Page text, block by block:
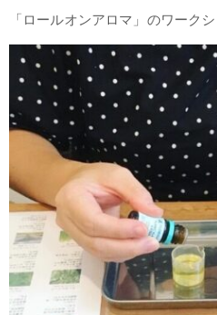
「ロールオンアロマ」のワーク